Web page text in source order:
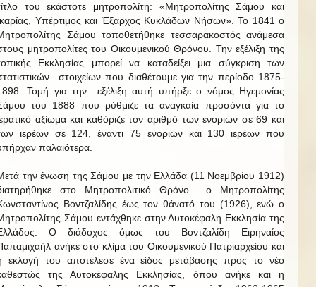
του εκάστοτε μητροπολίτη: «Μητροπολίτης Σάμου και
Υπέρτιμος και Έξαρχος Κυκλάδων Νήσων». Το 1841 ο
Σάμου τοποθετήθηκε τεσσαρακοστός ανάμεσα
μητροπολίτες του Οικουμενικού Θρόνου. Την εξέλιξη της
Εκκλησίας μπορεί να καταδείξει μια σύγκριση των
στοιχείων που διαθέτουμε για την περίοδο 1875-
Τομή για την εξέλιξη αυτή υπήρξε ο νόμος Ηγεμονίας
του 1888 που ρύθμιζε τα αναγκαία προσόντα για το
αξίωμα και καθόριζε τον αριθμό των ενοριών σε 69 και
ιερέων σε 124, έναντι 75 ενοριών και 130 ιερέων που
παλαιότερα.
την ένωση της Σάμου με την Ελλάδα (11 Νοεμβρίου 1912)
στο Μητροπολιτικό Θρόνο ο Μητροπολίτης
Βοντζαλίδης έως τον θάνατό του (1926), ενώ ο
Σάμου εντάχθηκε στην Αυτοκέφαλη Εκκλησία της
Ο διάδοχος όμως του Βοντζαλίδη Ειρηναίος
ανήκε στο κλίμα του Οικουμενικού Πατριαρχείου και
εκλογή του αποτέλεσε ένα είδος μετάβασης προς το νέο
της Αυτοκέφαλης Εκκλησίας, όπου ανήκε και η